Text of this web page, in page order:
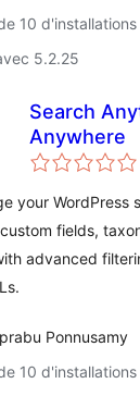
10
5.2.25
Search
Anywhere
your WordPress
fields,
advanced
Ponnusamy
10